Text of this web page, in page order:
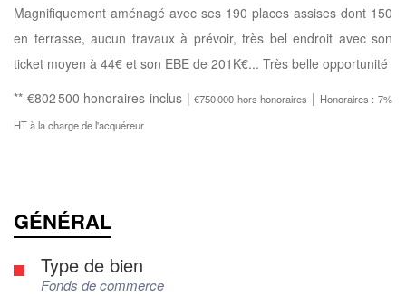
Magnifiquement aménagé avec ses 190 places assises dont 150
en terrasse, aucun travaux à prévoir, très bel endroit avec son
ticket moyen à 44€ et son EBE de 201K€... Très belle opportunité
** €802 500 honoraires inclus |€750 000 hors honoraires | Honoraires : 7%
HT à la charge de l'acquéreur
GÉNÉRAL
Type de bien
Fonds de commerce